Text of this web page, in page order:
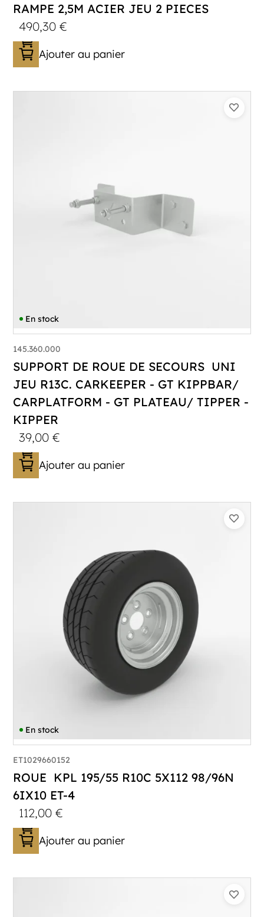
RAMPE 2,5M ACIER JEU 2 PIECES
490,30€
Ajouter au panier
En stock
145.360.000
SUPPORT DE ROUE DE SECOURS UNI
JEU R13C. CARKEEPER - GT KIPPBAR/
CARPLATFORM - GT PLATEAU/ TIPPER -
KIPPER
39,00€
Ajouter au panier
En stock
ET1029660152
ROUE KPL 195/55 R10C 5X112 98/96N
6IX10 ET-4
112,00€
Ajouter au panier